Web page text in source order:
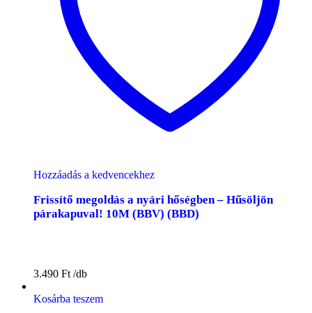
Hozzáadás a kedvencekhez
Frissítő megoldás a nyári hőségben – Hűsöljön
párakapuval! 10M (BBV) (BBD)
3.490 Ft
Kosárba teszem